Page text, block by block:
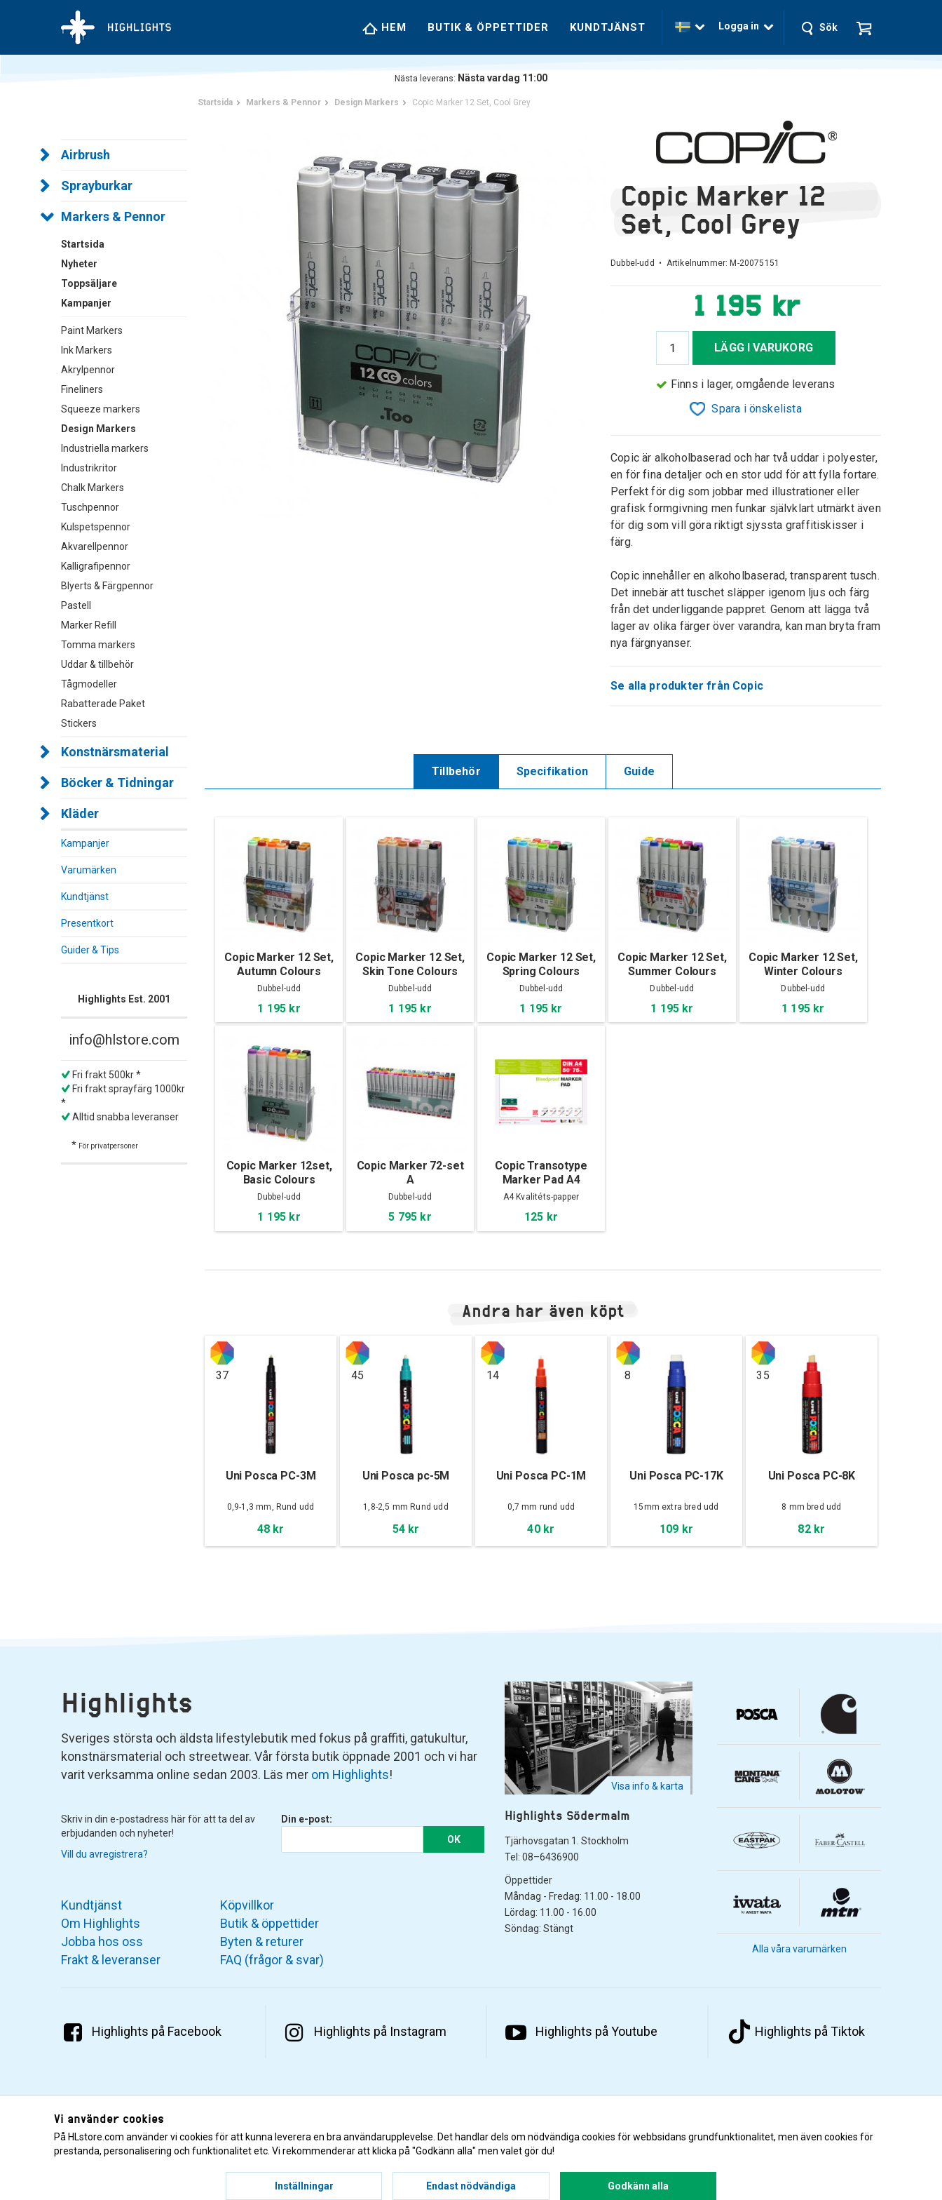
HEM BUTIK & ÖPPETTIDER KUNDTJÄNST Logga in Sök
Nästa leverans: Nästa vardag 11:00
Airbrush
Sprayburkar
Markers & Pennor
Startsida
Nyheter
Toppsäljare
Kampanjer
Paint Markers
Ink Markers
Akrylpennor
Fineliners
Squeeze markers
Design Markers
Industriella markers
Industrikritor
Chalk Markers
Tuschpennor
Kulspetspennor
Akvarellpennor
Kalligrafipennor
Blyerts & Färgpennor
Pastell
Marker Refill
Tomma markers
Uddar & tillbehör
Tågmodeller
Rabatterade Paket
Stickers
Konstnärsmaterial
Böcker & Tidningar
Kläder
Kampanjer
Varumärken
Kundtjänst
Presentkort
Guider & Tips
Highlights Est. 2001
info@hlstore.com
Fri frakt 500kr *
Fri frakt sprayfärg 1000kr
*
Alltid snabba leveranser
* För privatpersoner
Startsida Markers & Pennor Design Markers Copic Marker 12 Set, Cool Grey
Copic Marker 12
Set, Cool Grey
Dubbel-udd • Artikelnummer: M-20075151
1 195 kr
LÄGG I VARUKORG
Finns i lager, omgående leverans
Spara i önskelista
Copic är alkoholbaserad och har två uddar i polyester,
en för fina detaljer och en stor udd för att fylla fortare.
Perfekt för dig som jobbar med illustrationer eller
grafisk formgivning men funkar självklart utmärkt även
för dig som vill göra riktigt sjyssta graffitiskisser i
färg.
Copic innehåller en alkoholbaserad, transparent tusch.
Det innebär att tuschet släpper igenom ljus och färg
från det underliggande pappret. Genom att lägga två
lager av olika färger över varandra, kan man bryta fram
nya färgnyanser.
Se alla produkter från Copic
Tillbehör Specifikation Guide
Copic Marker 12 Set,
Autumn Colours
Dubbel-udd
1 195 kr
Copic Marker 12 Set,
Skin Tone Colours
Dubbel-udd
1 195 kr
Copic Marker 12 Set,
Spring Colours
Dubbel-udd
1 195 kr
Copic Marker 12 Set,
Summer Colours
Dubbel-udd
1 195 kr
Copic Marker 12 Set,
Winter Colours
Dubbel-udd
1 195 kr
Copic Marker 12set,
Basic Colours
Dubbel-udd
1 195 kr
Copic Marker 72-set
A
Dubbel-udd
5 795 kr
Copic Transotype
Marker Pad A4
A4 Kvalitéts-papper
125 kr
Andra har även köpt
37
Uni Posca PC-3M
0,9-1,3 mm, Rund udd
48 kr
45
Uni Posca pc-5M
1,8-2,5 mm Rund udd
54 kr
14
Uni Posca PC-1M
0,7 mm rund udd
40 kr
8
Uni Posca PC-17K
15mm extra bred udd
109 kr
35
Uni Posca PC-8K
8 mm bred udd
82 kr
Highlights
Sveriges största och äldsta lifestylebutik med fokus på graffiti, gatukultur,
konstnärsmaterial och streetwear. Vår första butik öppnade 2001 och vi har
varit verksamma online sedan 2003. Läs mer om Highlights!
Skriv in din e-postadress här för att ta del av
erbjudanden och nyheter!
Vill du avregistrera?
Din e-post:
OK
Visa info & karta
Highlights Södermalm
Tjärhovsgatan 1. Stockholm
Tel: 08–6436900
Öppettider
Måndag - Fredag: 11.00 - 18.00
Lördag: 11.00 - 16.00
Söndag: Stängt
Kundtjänst
Om Highlights
Jobba hos oss
Frakt & leveranser
Köpvillkor
Butik & öppettider
Byten & returer
FAQ (frågor & svar)
Alla våra varumärken
Highlights på Facebook Highlights på Instagram Highlights på Youtube Highlights på Tiktok
© 2001–2026 Highlights/KR Distribution AB.
Vi använder cookies
På HLstore.com använder vi cookies för att kunna leverera en bra användarupplevelse. Det handlar dels om nödvändiga cookies för webbsidans grundfunktionalitet, men även cookies för
prestanda, personalisering och funktionalitet etc. Vi rekommenderar att klicka på "Godkänn alla" men valet gör du!
Inställningar Endast nödvändiga Godkänn alla